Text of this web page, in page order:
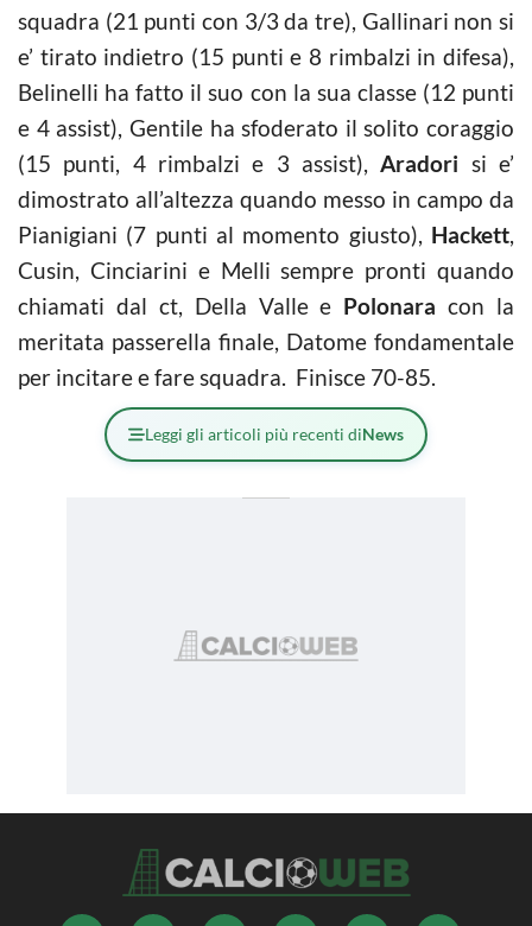
squadra (21 punti con 3/3 da tre), Gallinari non si
e’ tirato indietro (15 punti e 8 rimbalzi in difesa),
Belinelli ha fatto il suo con la sua classe (12 punti
e 4 assist), Gentile ha sfoderato il solito coraggio
(15 punti, 4 rimbalzi e 3 assist),Aradori si e’
dimostrato all’altezza quando messo in campo da
Pianigiani (7 punti al momento giusto), Hackett,
Cusin, Cinciarini e Melli sempre pronti quando
chiamati dal ct, Della Valle e Polonara con la
meritata passerella finale, Datome fondamentale
per incitare e fare squadra. Finisce 70-85.
Leggi gli articoli più recenti diNews